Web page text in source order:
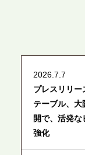
2026.7.7
プレスリリー
テーブル、大
開で、活発
強化